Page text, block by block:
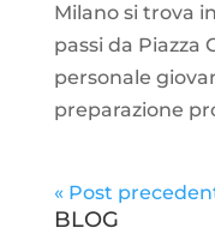
Milano si trova
passi da Piazza
personale
preparazione
« Post
BLOG